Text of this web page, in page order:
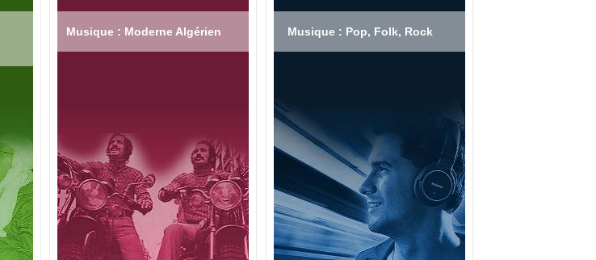
Musique : Moderne Algérien Musique : Pop, Folk, Rock